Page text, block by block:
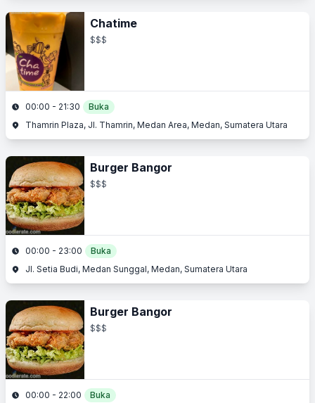
Chatime
$$$
00:00 - 21:30
Buka
Thamrin Plaza, Jl. Thamrin, Medan Area, Medan, Sumatera Utara
Burger Bangor
$$$
00:00 - 23:00
Buka
Jl. Setia Budi, Medan Sunggal, Medan, Sumatera Utara
Burger Bangor
$$$
00:00 - 22:00
Buka